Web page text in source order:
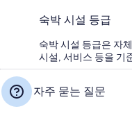
숙박 시설 등급
숙박 시설 등급은 자
시설, 서비스 등을 기
자주 묻는 질문